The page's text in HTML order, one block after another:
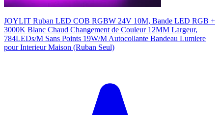
JOYLIT Ruban LED COB RGBW 24V 10M, Bande LED RGB +
3000K Blanc Chaud Changement de Couleur 12MM Largeur,
784LEDs/M Sans Points 19W/M Autocollante Bandeau Lumiere
pour Interieur Maison (Ruban Seul)